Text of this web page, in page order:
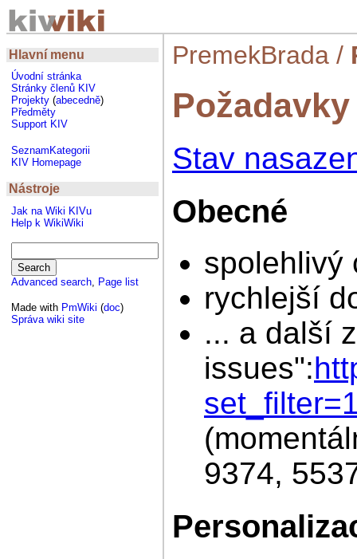
Hlavní menu
Úvodní stránka
Stránky členů KIV
Projekty (abecedně)
Předměty
Support KIV
SeznamKategorii
KIV Homepage
Nástroje
Jak na Wiki KIVu
Help k WikiWiki
Advanced search, Page list
Made with PmWiki (doc)
Správa wiki site
PremekBrada /
Požadavky
Stav
Obecné
spolehlivý
rychlejší
... a další
issues":
9374,